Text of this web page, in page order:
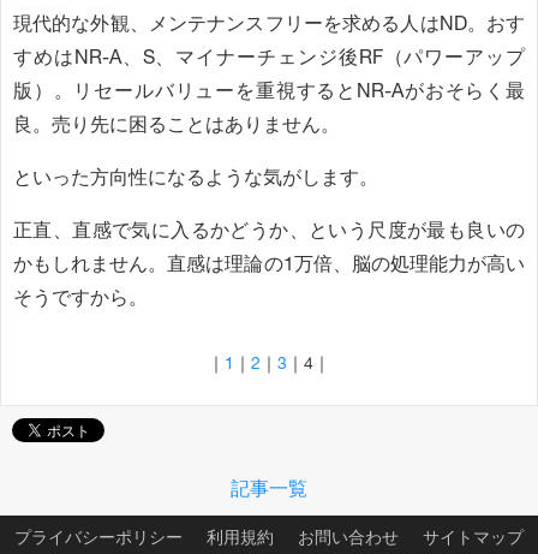
現代的な外観、メンテナンスフリーを求める人はND。おす
すめはNR-A、S、マイナーチェンジ後RF（パワーアップ
版）。リセールバリューを重視するとNR-Aがおそらく最
良。売り先に困ることはありません。
といった方向性になるような気がします。
正直、直感で気に入るかどうか、という尺度が最も良いの
かもしれません。直感は理論の1万倍、脳の処理能力が高い
そうですから。
｜ 1 ｜ 2 ｜ 3 ｜ 4 ｜
記事一覧
プライバシーポリシー 利用規約 お問い合わせ サイトマップ